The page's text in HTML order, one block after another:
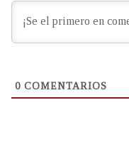
0 COMENTARIOS